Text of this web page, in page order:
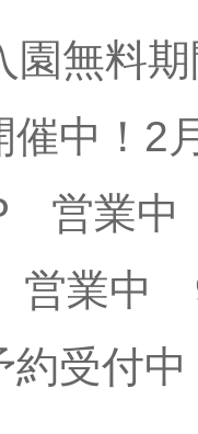
無料期
中！2
営業中
営業中
約受付